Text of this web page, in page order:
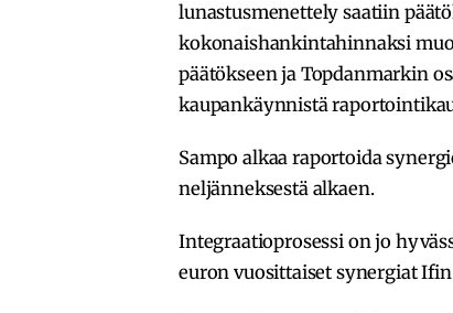
lunastusmenettely saatiin
kokonaishankintahinnaksi
päätökseen ja Topdanmarkin
kaupankäynnistä
Sampo alkaa raportoida
neljänneksestä alkaen.
Integraatioprosessi on jo
euron vuosittaiset synergiat